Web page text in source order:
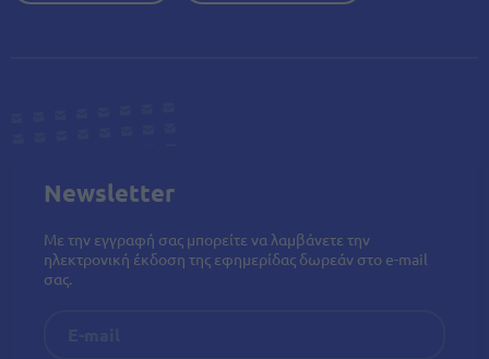
Newsletter
Με την εγγραφή σας μπορείτε να λαμβάνετε την
ηλεκτρονική έκδοση της εφημερίδας δωρεάν στο e-mail
σας.